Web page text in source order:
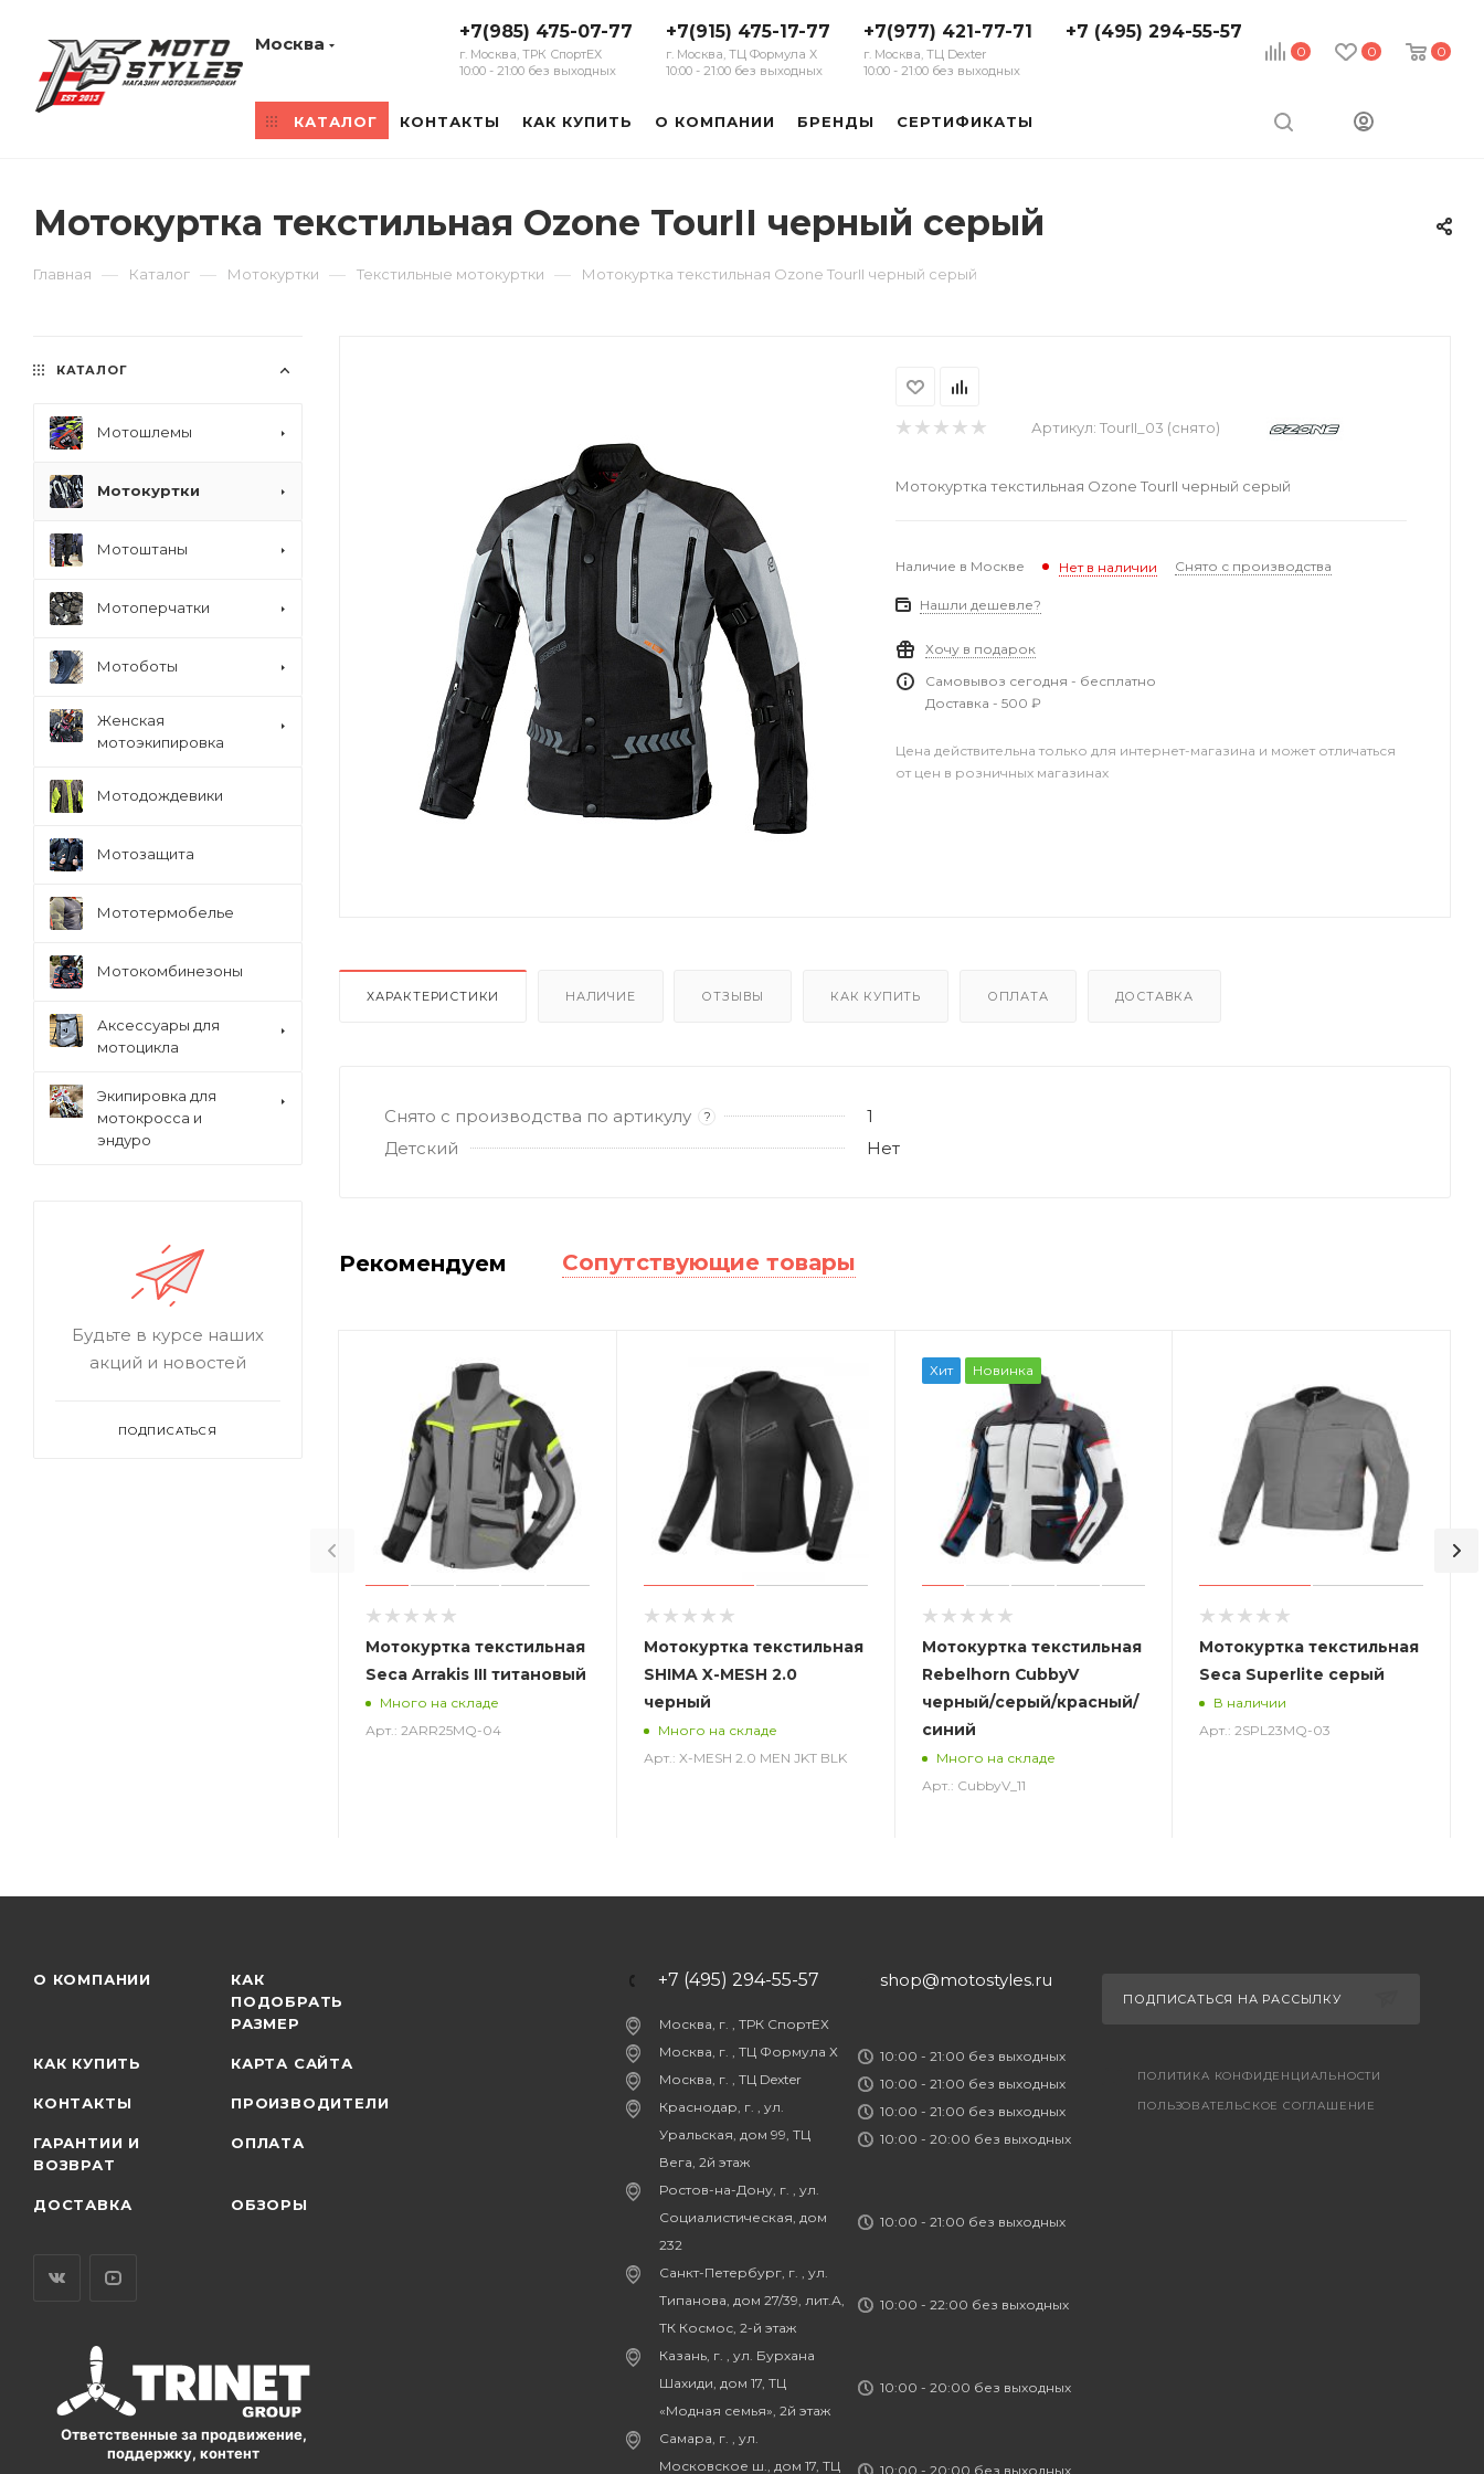
0 0 0
Москва
+7(985) 475-07-77
г. Москва, ТРК СпортЕХ
10:00 - 21:00 без выходных
+7(915) 475-17-77
г. Москва, ТЦ Формула Х
10:00 - 21:00 без выходных
+7(977) 421-77-71
г. Москва, ТЦ Dexter
10:00 - 21:00 без выходных
+7 (495) 294-55-57
КАТАЛОГ КОНТАКТЫ КАК КУПИТЬ О КОМПАНИИ БРЕНДЫ СЕРТИФИКАТЫ
Мотокуртка текстильная Ozone TourII черный серый
Главная — Каталог — Мотокуртки — Текстильные мотокуртки — Мотокуртка текстильная Ozone TourII черный серый
Артикул: TourII_03 (снято)
Мотокуртка текстильная Ozone TourII черный серый
Наличие в Москве Нет в наличии Снято с производства
Нашли дешевле?
Хочу в подарок
Самовывоз сегодня - бесплатно
Доставка - 500 ₽
Цена действительна только для интернет-магазина и может отличаться
от цен в розничных магазинах
ХАРАКТЕРИСТИКИ НАЛИЧИЕ ОТЗЫВЫ КАК КУПИТЬ ОПЛАТА ДОСТАВКА
Снято с производства по артикулу ?
1
Детский
Нет
Рекомендуем Сопутствующие товары
Мотокуртка текстильная
Seca Arrakis III титановый
Много на складе
Арт.: 2ARR25MQ-04
Мотокуртка текстильная
SHIMA X-MESH 2.0
черный
Много на складе
Арт.: X-MESH 2.0 MEN JKT BLK
Хит Новинка
Мотокуртка текстильная
Rebelhorn CubbyV
черный/серый/красный/
синий
Много на складе
Арт.: CubbyV_11
Мотокуртка текстильная
Seca Superlite серый
В наличии
Арт.: 2SPL23MQ-03
КАТАЛОГ
Мотошлемы
Мотокуртки
Мотоштаны
Мотоперчатки
Мотоботы
Женская
мотоэкипировка
Мотодождевики
Мотозащита
Мототермобелье
Мотокомбинезоны
Аксессуары для
мотоцикла
Экипировка для
мотокросса и
эндуро
Будьте в курсе наших
акций и новостей
ПОДПИСАТЬСЯ
О КОМПАНИИ
КАК
ПОДОБРАТЬ
РАЗМЕР
КАК КУПИТЬ КАРТА САЙТА
КОНТАКТЫ ПРОИЗВОДИТЕЛИ
ГАРАНТИИ И
ВОЗВРАТ
ОПЛАТА
ДОСТАВКА ОБЗОРЫ
Ответственные за продвижение,
поддержку, контент
+7 (495) 294-55-57
Москва, г. , ТРК СпортЕХ
Москва, г. , ТЦ Формула Х
Москва, г. , ТЦ Dexter
Краснодар, г. , ул.
Уральская, дом 99, ТЦ
Вега, 2й этаж
Ростов-на-Дону, г. , ул.
Социалистическая, дом
232
Санкт-Петербург, г. , ул.
Типанова, дом 27/39, лит.А,
ТК Космос, 2-й этаж
Казань, г. , ул. Бурхана
Шахиди, дом 17, ТЦ
«Модная семья», 2й этаж
Самара, г. , ул.
Московское ш., дом 17, ТЦ
shop@motostyles.ru
10:00 - 21:00 без выходных
10:00 - 21:00 без выходных
10:00 - 21:00 без выходных
10:00 - 20:00 без выходных
10:00 - 21:00 без выходных
10:00 - 22:00 без выходных
10:00 - 20:00 без выходных
10:00 - 20:00 без выходных
ПОДПИСАТЬСЯ НА РАССЫЛКУ
ПОЛИТИКА КОНФИДЕНЦИАЛЬНОСТИ
ПОЛЬЗОВАТЕЛЬСКОЕ СОГЛАШЕНИЕ